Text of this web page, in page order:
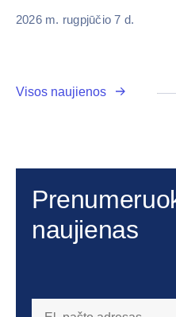
2026 m. rugpjūčio 7 d.
Visos naujienos
naujienas